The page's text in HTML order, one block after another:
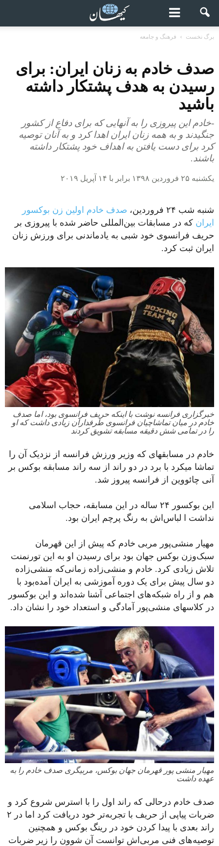
برگ نخست فرهنگ و جامعه
صدف خادم به زنان ایران: برای
رسیدن به هدف پشتکار داشته
باشید
-خادم این پیروزی را به آنهایی که برای دفاع از کشور
جنگیدند و به همه زنان ایران اهدا کرد و به آنان توصیه
کرد برای دست یافتن به اهداف خود پشتکار داشته
باشند.
یکشنبه ۲۵ فروردین ۱۳۹۸ برابر با ۱۴ آپریل ۲۰۱۹
شنبه شب ۲۴ فروردین،
صدف خادم اولین زن بوکسور
ایران که در مسابقات بین‌‌المللی حاضر شده با پیروزی بر
حریف فرانسوی خود شبی به یادماندنی برای ورزش زنان
ایران ثبت کرد.
خبرگزاری فرانسه نوشت با اینکه حریف فرانسوی بود، اما‌ صدف
خادم در میان تماشاچیان فرانسوی طرفداران زیادی داشت که او
را در ‌تمامی شش دقیقه مسابقه تشویق کردند
خادم در مسابقه‎ای که وزیر ورزش فرانسه از نزدیک آن را
تماشا می‎کرد با برد در دو راند از سه راند مسابقه بوکس بر
آنی چائووین از فرانسه پیروز شد.
این بوکسور ۲۴ ساله در این مسابقه، حجاب اسلامی
نداشت ا لباس‌اش به رنگ پرچم ایران بود.
مهیار منشی‌پور مربی خادم که پیش از این قهرمان
سبک‌وزن بوکس جهان بود برای رسیدن او به این تورنمنت
تلاش زیادی کرد. خادم و منشی‌زاده زمانی‌که منشی‌زاده
دو سال پیش برای یک دوره آموزشی به ایران آمده‌بود با
هم و از راه شبکه‌های اجتماعی آشنا شده‌اند و این بوکسور
در کلاس‎های منشی‌پور آمادگی و استعداد خود را نشان داد.
مهیار منشی پور قهرمان جهان بوکس، مربیگری صدف خادم را به
عهده داشت
صدف خادم در‌حالی که راند اول را با استرس شروع کرد و
ضربات پیاپی از حریف با تجربه‌تر خود دریافت کرد اما در ۲
راند بعدی با پیدا کردن خود در رینگ بوکس و همچنین
توصیه‌های فنی مربی‌اش توانست آن شوون را زیر ضربات